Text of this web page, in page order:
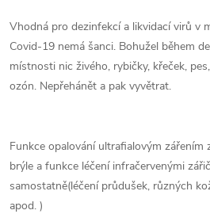
Vhodná pro dezinfekcí a likvidací virů v
Covid-19 nemá šanci. Bohužel během
místnosti nic živého, rybičky, křeček,
ozón. Nepřehánět a pak vyvětrat.
Funkce opalování ultrafialovým zářením
brýle a funkce léčení infračervenými
samostatně(léčení průdušek, různých
apod. )